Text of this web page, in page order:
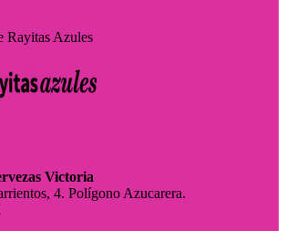
Rayitas Azules
Victoria
4. Polígono Azucarera.